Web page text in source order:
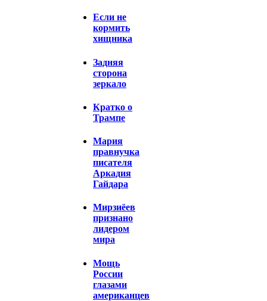
Если не
кормить
хищника
Задняя
сторона
зеркало
Кратко о
Трампе
Мария
правнучка
писателя
Аркадия
Гайдара
Мирзиёев
признано
лидером
мира
Мощь
России
глазами
американцев